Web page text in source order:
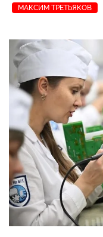
МАКСИМ ТРЕТЬЯКОВ